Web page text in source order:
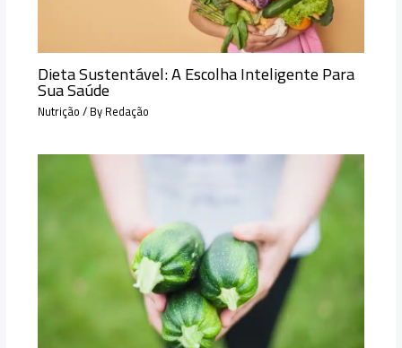
Dieta Sustentável: A Escolha Inteligente Para
Sua Saúde
Nutrição/ ByRedação